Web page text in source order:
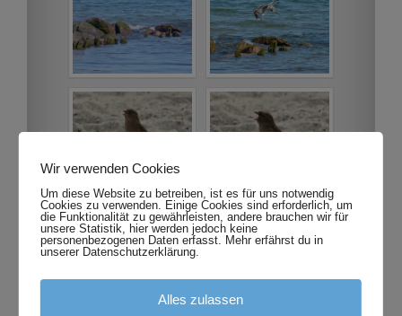
Wir verwenden Cookies
Um diese Website zu betreiben, ist es für uns notwendig
Cookies zu verwenden. Einige Cookies sind erforderlich, um
die Funktionalität zu gewährleisten, andere brauchen wir für
unsere Statistik, hier werden jedoch keine
personenbezogenen Daten erfasst. Mehr erfährst du in
unserer Datenschutzerklärung.
Alles zulassen